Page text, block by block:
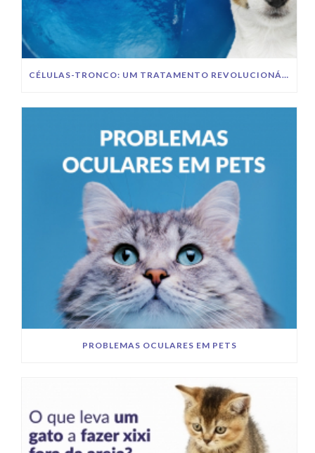
CÉLULAS-TRONCO: UM TRATAMENTO REVOLUCIONÁRIO PARA A SAÚDE DOS PETS
PROBLEMAS OCULARES EM PETS